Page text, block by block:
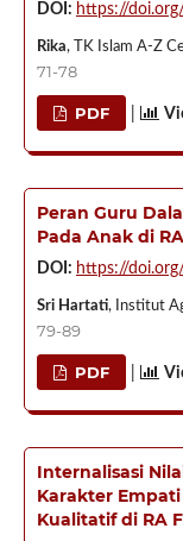
DOI: https://
Rika, TK Islam A-Z
71-78
PDF
Peran Guru
Pada Anak di
DOI: https://
Sri Hartati, Institut
79-89
PDF
Internalisasi
Karakter
Kualitatif di RA